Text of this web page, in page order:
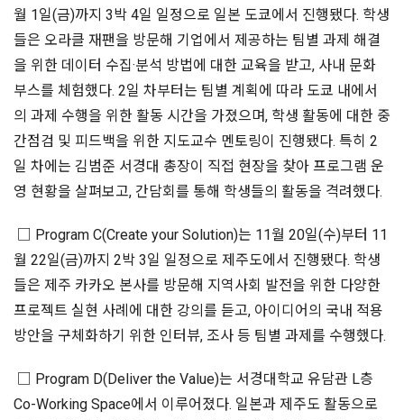
월 1일(금)까지 3박 4일 일정으로 일본 도쿄에서 진행됐다. 학생
들은 오라클 재팬을 방문해 기업에서 제공하는 팀별 과제 해결
을 위한 데이터 수집·분석 방법에 대한 교육을 받고, 사내 문화
부스를 체험했다. 2일 차부터는 팀별 계획에 따라 도쿄 내에서
의 과제 수행을 위한 활동 시간을 가졌으며, 학생 활동에 대한 중
간점검 및 피드백을 위한 지도교수 멘토링이 진행됐다. 특히 2
일 차에는 김범준 서경대 총장이 직접 현장을 찾아 프로그램 운
영 현황을 살펴보고, 간담회를 통해 학생들의 활동을 격려했다.
□ Program C(Create your Solution)는 11월 20일(수)부터 11
월 22일(금)까지 2박 3일 일정으로 제주도에서 진행됐다. 학생
들은 제주 카카오 본사를 방문해 지역사회 발전을 위한 다양한
프로젝트 실현 사례에 대한 강의를 듣고, 아이디어의 국내 적용
방안을 구체화하기 위한 인터뷰, 조사 등 팀별 과제를 수행했다.
□ Program D(Deliver the Value)는 서경대학교 유담관 L층
Co-Working Space에서 이루어졌다. 일본과 제주도 활동으로